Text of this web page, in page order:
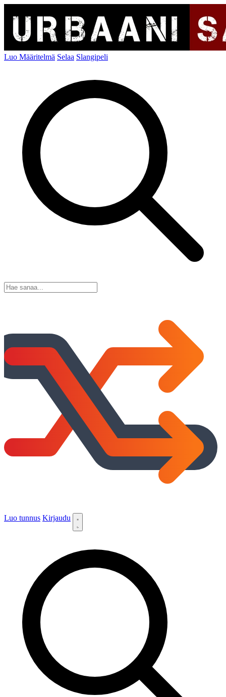
Luo Määritelmä Selaa Slangipeli
Luo tunnus Kirjaudu